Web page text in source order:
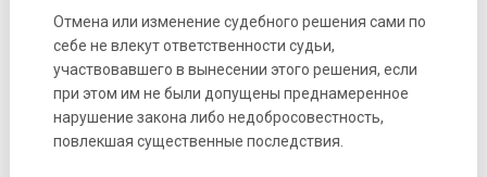
Отмена или изменение судебного решения сами по
себе не влекут ответственности судьи,
участвовавшего в вынесении этого решения, если
при этом им не были допущены преднамеренное
нарушение закона либо недобросовестность,
повлекшая существенные последствия.